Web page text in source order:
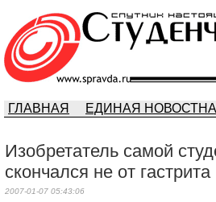
ГЛАВНАЯ ЕДИНАЯ
Изобретатель самой
скончался не от гастрита
2007-01-07 05:43:06